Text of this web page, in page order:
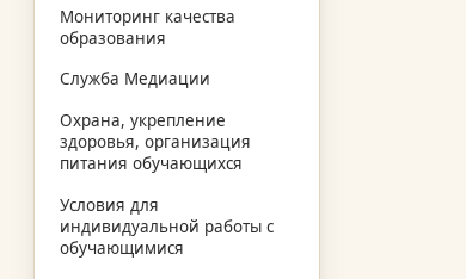
Мониторинг качества
образования
Служба Медиации
Охрана, укрепление
здоровья, организация
питания обучающихся
Условия для
индивидуальной работы с
обучающимися